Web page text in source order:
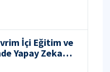
İçi Eğitim ve
Yapay Zeka